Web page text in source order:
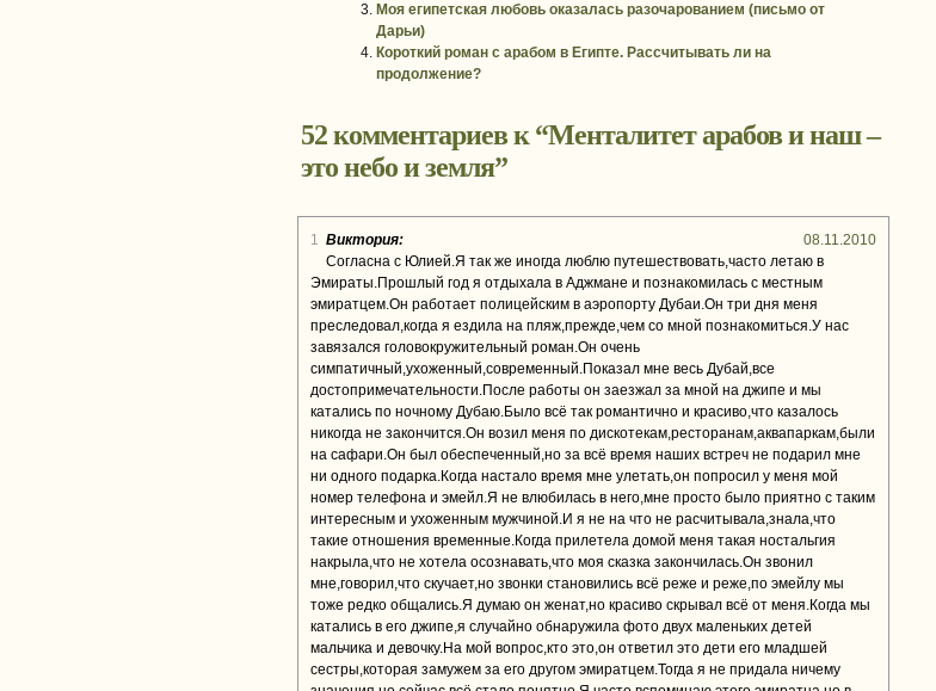
Моя египетская любовь оказалась разочарованием (письмо от
Дарьи)
Короткий роман с арабом в Египте. Рассчитывать ли на
продолжение?
52 комментариев к “Менталитет арабов и наш –
это небо и земля”
1 Виктория:
08.11.2010
Согласна с Юлией.Я так же иногда люблю путешествовать,часто летаю в
Эмираты.Прошлый год я отдыхала в Аджмане и познакомилась с местным
эмиратцем.Он работает полицейским в аэропорту Дубаи.Он три дня меня
преследовал,когда я ездила на пляж,прежде,чем со мной познакомиться.У нас
завязался головокружительный роман.Он очень
симпатичный,ухоженный,современный.Показал мне весь Дубай,все
достопримечательности.После работы он заезжал за мной на джипе и мы
катались по ночному Дубаю.Было всё так романтично и красиво,что казалось
никогда не закончится.Он возил меня по дискотекам,ресторанам,аквапаркам,были
на сафари.Он был обеспеченный,но за всё время наших встреч не подарил мне
ни одного подарка.Когда настало время мне улетать,он попросил у меня мой
номер телефона и эмейл.Я не влюбилась в него,мне просто было приятно с таким
интересным и ухоженным мужчиной.И я не на что не расчитывала,знала,что
такие отношения временные.Когда прилетела домой меня такая ностальгия
накрыла,что не хотела осознавать,что моя сказка закончилась.Он звонил
мне,говорил,что скучает,но звонки становились всё реже и реже,по эмейлу мы
тоже редко общались.Я думаю он женат,но красиво скрывал всё от меня.Когда мы
катались в его джипе,я случайно обнаружила фото двух маленьких детей
мальчика и девочку.На мой вопрос,кто это,он ответил это дети его младшей
сестры,которая замужем за его другом эмиратцем.Тогда я не придала ничему